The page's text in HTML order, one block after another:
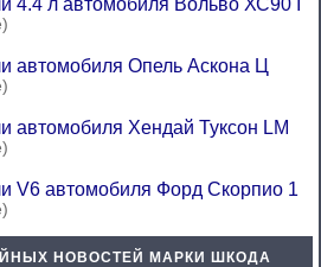
4.4 л автомобиля Вольво ХС90 I
автомобиля Опель Аскона Ц
автомобиля Хендай Туксон LM
V6 автомобиля Форд Скорпио 1
НОВОСТЕЙ МАРКИ ШКОДА